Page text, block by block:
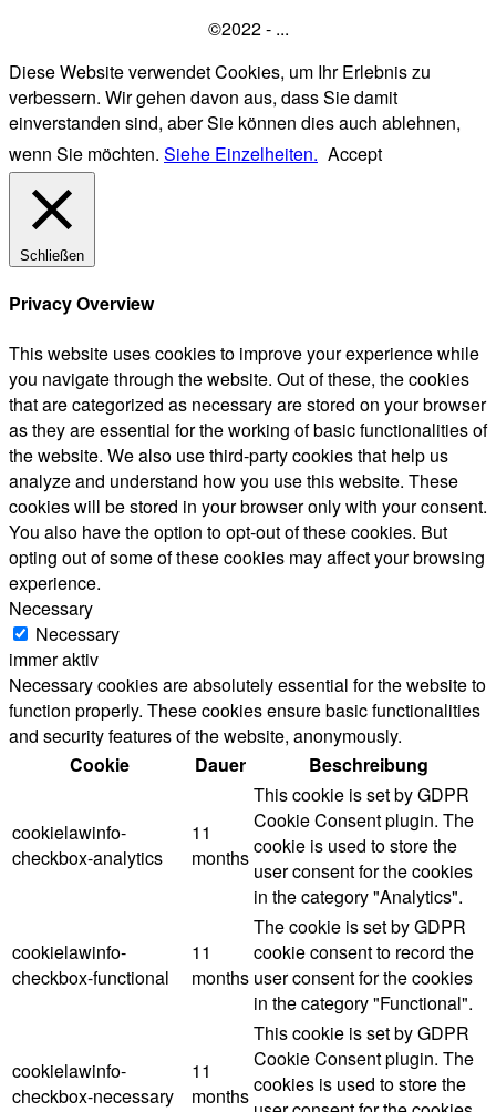
©2022 - ...
Diese Website verwendet Cookies, um Ihr Erlebnis zu
verbessern. Wir gehen davon aus, dass Sie damit
einverstanden sind, aber Sie können dies auch ablehnen,
wenn Sie möchten. Siehe Einzelheiten. Accept
Schließen
Privacy Overview
This website uses cookies to improve your experience while
you navigate through the website. Out of these, the cookies
that are categorized as necessary are stored on your browser
as they are essential for the working of basic functionalities of
the website. We also use third-party cookies that help us
analyze and understand how you use this website. These
cookies will be stored in your browser only with your consent.
You also have the option to opt-out of these cookies. But
opting out of some of these cookies may affect your browsing
experience.
Necessary
Necessary
immer aktiv
Necessary cookies are absolutely essential for the website to
function properly. These cookies ensure basic functionalities
and security features of the website, anonymously.
Cookie
Dauer Beschreibung
cookielawinfo-
checkbox-analytics
11
months
This cookie is set by GDPR
Cookie Consent plugin. The
cookie is used to store the
user consent for the cookies
in the category "Analytics".
cookielawinfo-
checkbox-functional
11
months
The cookie is set by GDPR
cookie consent to record the
user consent for the cookies
in the category "Functional".
cookielawinfo-
checkbox-necessary
11
months
This cookie is set by GDPR
Cookie Consent plugin. The
cookies is used to store the